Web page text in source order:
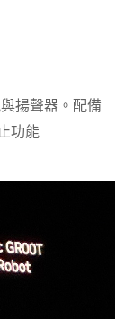
揚聲器。配備
功能